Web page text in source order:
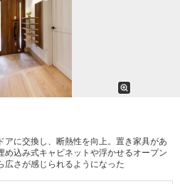
に交換し、断熱性を向上。置き家具があ
め込み式キャビネットや浮かせるオープン
広さが感じられるようになった